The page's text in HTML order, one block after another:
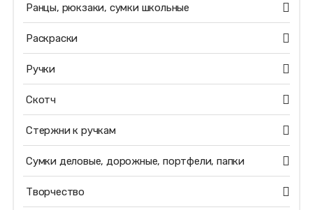
Ранцы, рюкзаки, сумки школьные
Раскраски
Ручки
Скотч
Стержни к ручкам
Сумки деловые, дорожные, портфели, папки
Творчество